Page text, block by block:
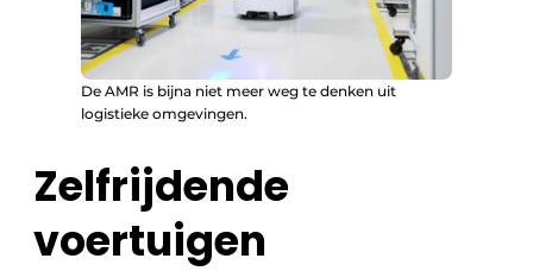
De AMR is bijna niet meer weg te denken uit
logistieke omgevingen.
Zelfrijdende
voertuigen